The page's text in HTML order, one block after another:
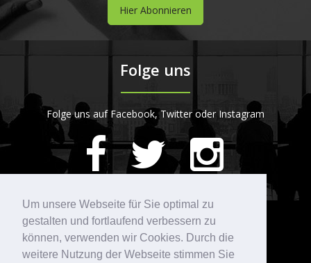
Um unsere Webseite für Sie optimal zu
gestalten und fortlaufend verbessern zu
können, verwenden wir Cookies. Durch die
weitere Nutzung der Webseite stimmen Sie
Hier Abonnieren
Folge uns
Folge uns auf Facebook, Twitter oder Instagram
STARTPLATZ
420Bewertungen auf ProvenExpert.com
Kontakt